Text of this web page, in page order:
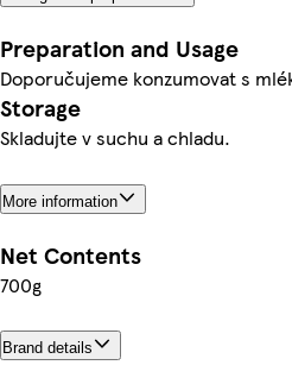
Preparation and Usage
Doporučujeme konzumovat s
Storage
Skladujte v suchu a chladu.
More information
Net Contents
700g
Brand details